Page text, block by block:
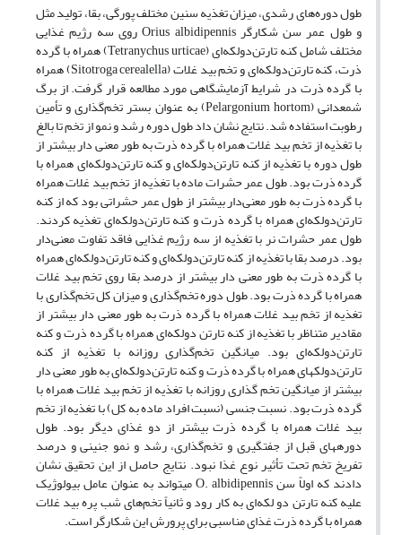
طول دوره‌های رشدی، میزان تغذیه سنین مختلف پور‌گی، بقا، تولید مثل
و طول عمر سن شکارگر Orius albidipennis روی سه رژیم غذایی
مختلف شامل کنه تارتن‌دولکه‌ای (Tetranychus urticae) همراه با گرده
ذرت، کنه تارتن‌دولکه‌ای و تخم بید غلات (Sitotroga cerealella) همراه
با گرده ذرت در شرایط آزمایشگاهی مورد مطالعه قرار گرفت. از برگ
شمعدانی (Pelargonium hortom) به عنوان بستر تخم‌گذاری و تأمین
رطوبت استفاده شد. نتایج نشان داد طول دوره رشد و نمو از تخم تا بالغ
با تغذیه از تخم بید غلات همراه با گرده ذرت به طور معنی دار بیشتر از
طول دوره با تغذیه از کنه تارتن‌دولکه‌ای و کنه تارتن‌دولکه‌ای همراه با
گرده ذرت بود. طول عمر حشرات ماده با تغذیه از تخم بید غلات همراه
با گرده ذرت به طور معنی‌دار بیشتر از طول عمر حشراتی بود که از کنه
تارتن‌دولکه‌ای همراه با گرده ذرت و کنه تارتن‌دولکه‌ای تغذیه کردند.
طول عمر حشرات نر با تغذیه از سه رژیم غذایی فاقد تفاوت معنی‌دار
بود. درصد بقا با تغذیه از کنه تارتن‌دولکه‌ای و کنه تارتن‌دولکه‌ای همراه
با گرده ذرت به طور معنی دار بیشتر از درصد بقا روی تخم بید غلات
همراه با گرده ذرت بود. طول دوره تخم‌گذاری و میزان کل تخم‌گذاری با
تغذیه از تخم بید غلات همراه با گرده ذرت به طور معنی دار بیشتر از
مقادیر متناظر با تغذیه از کنه تارتن دولکه‌ای همراه با گرده ذرت و کنه
تارتن‌دولکه‌ای بود. میانگین تخم‌گذاری روزانه با تغذیه از کنه
تارتن‌دولکه‎ای همراه با گرده ذرت و کنه تارتن‌دولکه‌ای به طور معنی دار
بیشتر از میانگین تخم گذاری روزانه با تغذیه از تخم بید غلات همراه با
گرده ذرت بود. نسبت جنسی (نسبت افراد ماده به کل) با تغذیه از تخم
بید غلات همراه با گرده ذرت بیشتر از دو غذای دیگر بود. طول
دوره‎های قبل از جفتگیری و تخم‌گذاری، رشد و نمو جنینی و درصد
تفریخ تخم تحت تأثیر نوع غذا نبود. نتایج حاصل از این تحقیق نشان
دادند که اولاً سن O. albidipennis می‎تواند به عنوان عامل بیولوژیک
علیه کنه تارتن دو لکه‌ای به کار رود و ثانیاً تخم‌های شب پره بید غلات
همراه با گرده ذرت غذای مناسبی برای پرورش این شکارگر است.